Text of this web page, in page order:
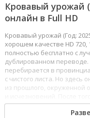
Кровавый урожай
онлайн в Full HD
Кровавый урожай (Год:
хорошем качестве HD
полностью бесплатно с
дублированном
перебирается в
с чистого листа. Но здесь
из прошлого, окруженной
некогда невинный
убивать одноклассников